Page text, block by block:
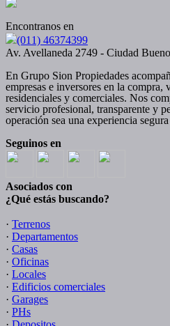
Encontranos en
(011) 46374399
Av. Avellaneda 2749 - Ciudad
En Grupo Sion Propiedades
empresas e inversores en la
residenciales y comerciales. Nos
servicio profesional, transparente y
operación sea una experiencia
Seguinos en
Asociados con
¿Qué estás buscando?
· Terrenos
· Departamentos
· Casas
· Oficinas
· Locales
· Edificios comerciales
· Garages
· PHs